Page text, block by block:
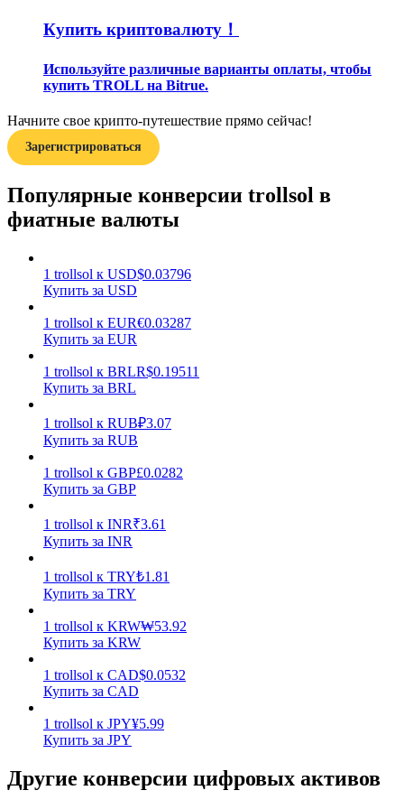
Заработок
Силовая свинья
Получайте конкурентные награды ежедневно
Стейкинг
Launchpool
Гибкая ставка для заработка популярных токенов
Купить криптовалюту！
Используйте различные варианты оплаты, чтобы
купить TROLL на Bitrue.
Начните свое крипто-путешествие прямо сейчас!
Зарегистрироваться
Популярные конверсии trollsol в
фиатные валюты
1 trollsol к USD$0.03796
Купить за USD
1 trollsol к EUR€0.03287
Купить за EUR
1 trollsol к BRLR$0.19511
Купить за BRL
1 trollsol к RUB₽3.07
Купить за RUB
1 trollsol к GBP£0.0282
Купить за GBP
1 trollsol к INR₹3.61
Купить за INR
1 trollsol к TRY₺1.81
Купить за TRY
1 trollsol к KRW₩53.92
Купить за KRW
1 trollsol к CAD$0.0532
Купить за CAD
1 trollsol к JPY¥5.99
Купить за JPY
Другие конверсии цифровых активов